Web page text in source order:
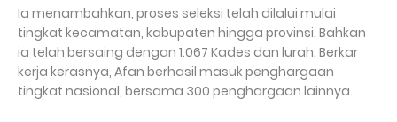
Ia menambahkan, proses seleksi telah dilalui mulai
tingkat kecamatan, kabupaten hingga provinsi. Bahkan
ia telah bersaing dengan 1.067 Kades dan lurah. Berkar
kerja kerasnya, Afan berhasil masuk penghargaan
tingkat nasional, bersama 300 penghargaan lainnya.